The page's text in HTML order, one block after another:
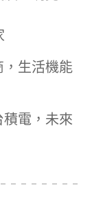
生活機能
電，未來